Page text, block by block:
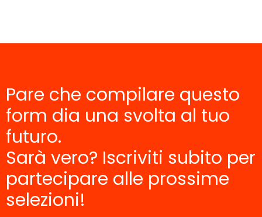
Pare che compilare questo
form dia una svolta al tuo
futuro.
Sarà vero? Iscriviti subito per
partecipare alle prossime
selezioni!